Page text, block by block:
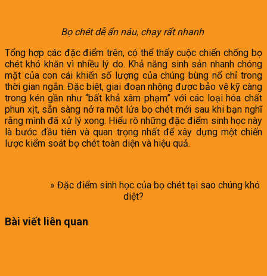
Bọ chét dễ ẩn náu, chạy rất nhanh
Tổng hợp các đặc điểm trên, có thể thấy cuộc chiến chống bọ
chét khó khăn vì nhiều lý do. Khả năng sinh sản nhanh chóng
mặt của con cái khiến số lượng của chúng bùng nổ chỉ trong
thời gian ngắn. Đặc biệt, giai đoạn nhộng được bảo vệ kỹ càng
trong kén gần như “bất khả xâm phạm” với các loại hóa chất
phun xịt, sẵn sàng nở ra một lứa bọ chét mới sau khi bạn nghĩ
rằng mình đã xử lý xong. Hiểu rõ những đặc điểm sinh học này
là bước đầu tiên và quan trọng nhất để xây dựng một chiến
lược kiểm soát bọ chét toàn diện và hiệu quả.
» Đặc điểm sinh học của bọ chét tại sao chúng khó
diệt?
Bài viết liên quan